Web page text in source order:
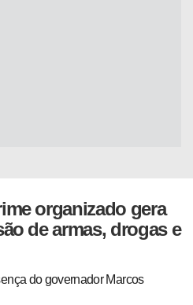
organizado gera
de armas, drogas e
do governador Marcos